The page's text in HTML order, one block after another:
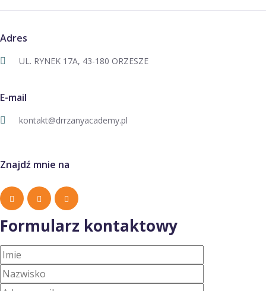
Adres
UL. RYNEK 17A, 43-180 ORZESZE
E-mail
kontakt@drrzanyacademy.pl
Znajdź mnie na
Formularz kontaktowy